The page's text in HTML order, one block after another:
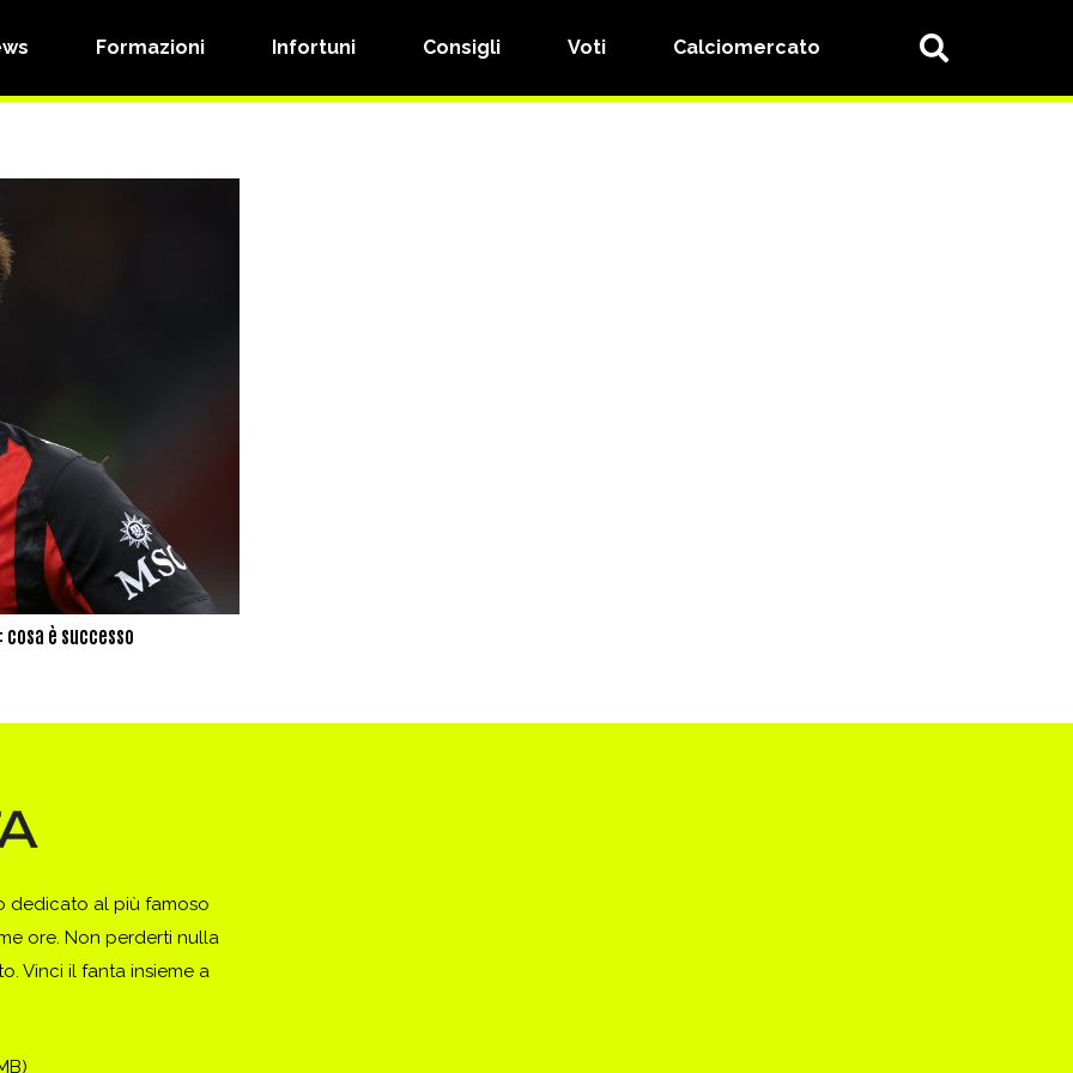
Formazioni Infortuni Consigli Voti Calciomercato
è successo
dedicato al più famoso
ore. Non perderti nulla
Vinci il fanta insieme a